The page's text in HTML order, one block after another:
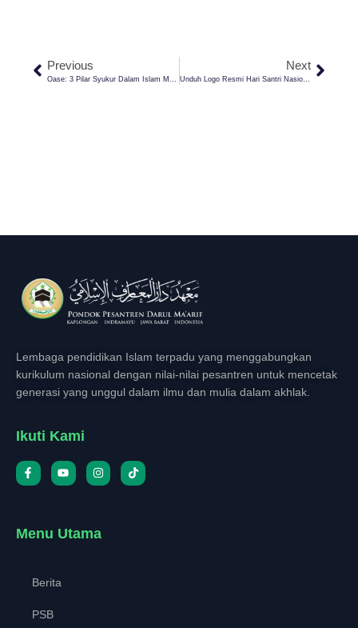
Previous Next
Unduh Logo Resmi Hari Santri Nasional 2025: “Pita Cakrawala” Dan Filosofi Mendalam Di Baliknya
Lembaga pendidikan Islam terpadu yang menggabungkan
kurikulum nasional dengan nilai-nilai pesantren untuk mencetak
generasi yang unggul dalam ilmu dan mulia dalam akhlak.
Ikuti Kami
Menu Utama
Berita
PSB